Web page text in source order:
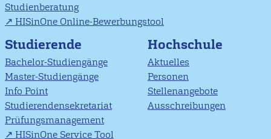
Studienberatung
HISinOne Online-Bewerbungstool
Studierende
Bachelor-Studiengänge
Master-Studiengänge
Info Point
Studierendensekretariat
Prüfungsmanagement
HISinOne Service Tool
Hochschule
Aktuelles
Personen
Stellenangebote
Ausschreibungen